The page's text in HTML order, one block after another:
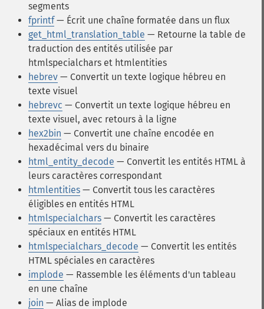
segments
fprintf— Écrit une chaîne formatée dans un flux
get_html_translation_table — Retourne la table de
traduction des entités utilisée par
htmlspecialchars et htmlentities
hebrev — Convertit un texte logique hébreu en
texte visuel
hebrevc — Convertit un texte logique hébreu en
texte visuel, avec retours à la ligne
hex2bin — Convertit une chaîne encodée en
hexadécimal vers du binaire
html_entity_decode — Convertit les entités HTML à
leurs caractères correspondant
htmlentities — Convertit tous les caractères
éligibles en entités HTML
htmlspecialchars — Convertit les caractères
spéciaux en entités HTML
htmlspecialchars_decode — Convertit les entités
HTML spéciales en caractères
implode — Rassemble les éléments d'un tableau
en une chaîne
join — Alias de implode